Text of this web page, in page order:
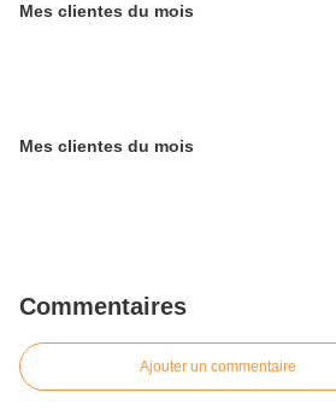
Mes clientes du mois
Mes clientes du mois
Commentaires
Ajouter un commentaire